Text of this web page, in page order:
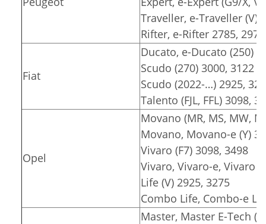
Traveller, e-Traveller (V)
Rifter, e-Rifter 2785, 2975
Fiat
Ducato, e-Ducato (250)
Scudo (270) 3000, 3122
Scudo (2022-…) 2925,
Talento (FJL, FFL) 3098,
Opel
Movano (MR, MS, MW,
Movano, Movano-e (Y)
Vivaro (F7) 3098, 3498
Vivaro, Vivaro-e, Vivaro
Life (V) 2925, 3275
Combo Life, Combo-e
Master, Master E-Tech